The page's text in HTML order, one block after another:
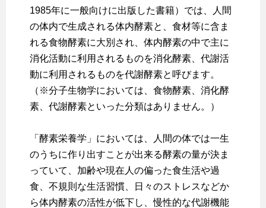
1985年に一般向けに出版した書籍）では、人間
の体内で生成される体内酵素と、食材等に含ま
れる食物酵素に大別され、体内酵素の中で主に
消化活動に利用されるものを消化酵素、代謝活
動に利用されるものを代謝酵素と呼びます。
（※分子生物学においては、食物酵素、消化酵
素、代謝酵素といった分類はありません。）
「酵素栄養学」においては、人間の体では一生
のうちに作り出すことが出来る酵素の量が決ま
っていて、加齢や現在人の偏った食生活や過
食、不規則な生活習慣、日々のストレスなどか
ら体内酵素の活性が低下し、慢性的な代謝機能